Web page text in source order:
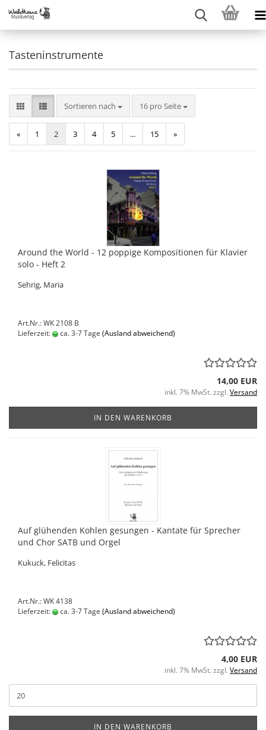
Tasteninstrumente
Sortieren nach
Sortieren nach 16 pro Seite
pro Seite
« 1 2 3 4 5 ... 15 »
Around the World - 12 poppige Kompositionen für Klavier
solo - Heft 2
Sehrig, Maria
Art.Nr.: WK 2108 B
Lieferzeit:
ca. 3-7 Tage (Ausland abweichend)
14,00 EUR
inkl. 7% MwSt. zzgl. Versand
IN DEN WARENKORB
Auf glühenden Kohlen gesungen - Kantate für Sprecher
und Chor SATB und Orgel
Kukuck, Felicitas
Art.Nr.: WK 4138
Lieferzeit:
ca. 3-7 Tage (Ausland abweichend)
4,00 EUR
inkl. 7% MwSt. zzgl. Versand
IN DEN WARENKORB